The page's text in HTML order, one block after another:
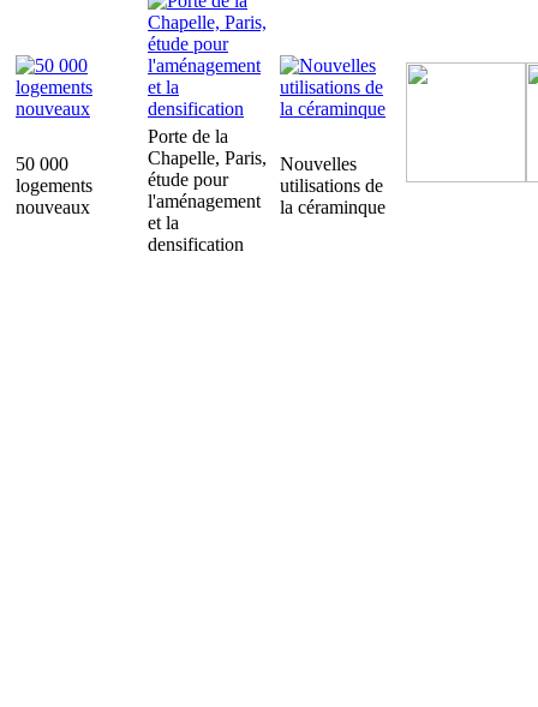
50 000
logements
nouveaux
Porte de la
Chapelle, Paris,
étude pour
l'aménagement
et la
densification
Nouvelles
utilisations de
la céraminque